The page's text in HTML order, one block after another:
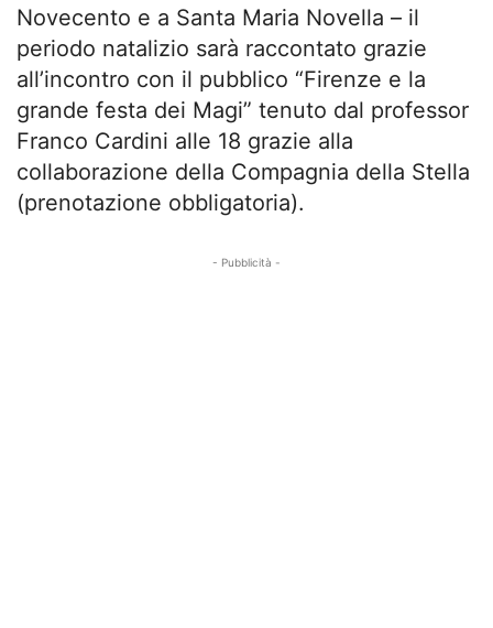
Novecento e a Santa Maria Novella – il
periodo natalizio sarà raccontato grazie
all’incontro con il pubblico “Firenze e la
grande festa dei Magi” tenuto dal professor
Franco Cardini alle 18 grazie alla
collaborazione della Compagnia della Stella
(prenotazione obbligatoria).
- Pubblicità -